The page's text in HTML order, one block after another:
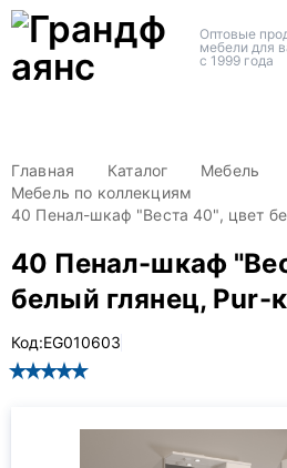
Оптовые
мебели для
с 1999 года
Главная Каталог Мебель
Мебель по коллекциям
40 Пенал-шкаф "Веста 40", цвет
40 Пенал-шкаф
белый глянец, Pur-
Код:EG010603